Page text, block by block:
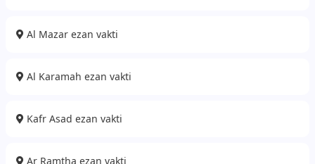
Al Mazar ezan vakti
Al Karamah ezan vakti
Kafr Asad ezan vakti
Ar Ramtha ezan vakti